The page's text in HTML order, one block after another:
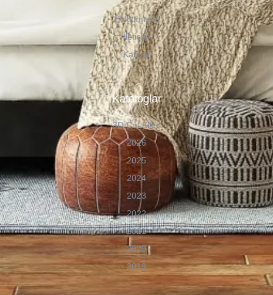
Hakkımızda
İletişim
Kariyer
Kataloglar
3D Cat Files
2026
2025
2024
2023
2022
2021
2020
2019